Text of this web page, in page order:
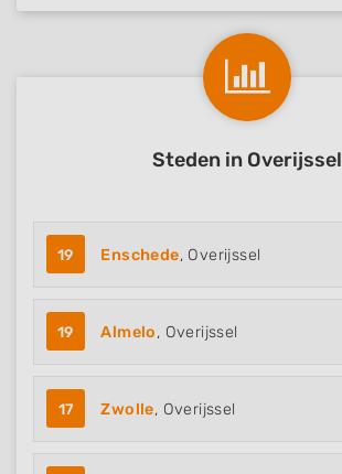
Steden in Overijssel
19 Enschede, Overijssel
19 Almelo, Overijssel
17 Zwolle, Overijssel